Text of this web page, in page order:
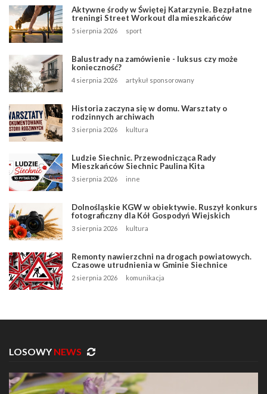
Aktywne środy w Świętej Katarzynie. Bezpłatne
treningi Street Workout dla mieszkańców
5 sierpnia 2026 sport
Balustrady na zamówienie - luksus czy może
konieczność?
4 sierpnia 2026 artykuł sponsorowany
Historia zaczyna się w domu. Warsztaty o
rodzinnych archiwach
3 sierpnia 2026 kultura
Ludzie Siechnic. Przewodnicząca Rady
Mieszkańców Siechnic Paulina Kita
3 sierpnia 2026 inne
Dolnośląskie KGW w obiektywie. Ruszył konkurs
fotograficzny dla Kół Gospodyń Wiejskich
3 sierpnia 2026 kultura
Remonty nawierzchni na drogach powiatowych.
Czasowe utrudnienia w Gminie Siechnice
2 sierpnia 2026 komunikacja
LOSOWY NEWS